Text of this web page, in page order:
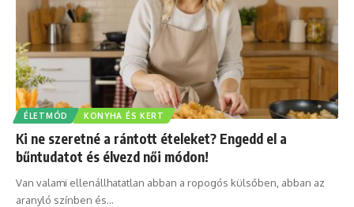
ÉLETMÓD KONYHA ÉS KERT
Ki ne szeretné a rántott ételeket? Engedd el a
bűntudatot és élvezd női módon!
Van valami ellenállhatatlan abban a ropogós külsőben, abban az
aranyló színben és…